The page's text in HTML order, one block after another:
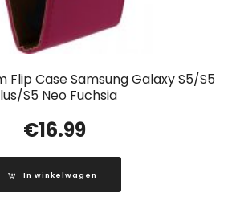
Flip Case Samsung Galaxy S5/S5
S5 Neo Fuchsia
€16.99
In winkelwagen